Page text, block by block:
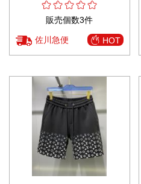
販売個数3件
佐川急便 HOT